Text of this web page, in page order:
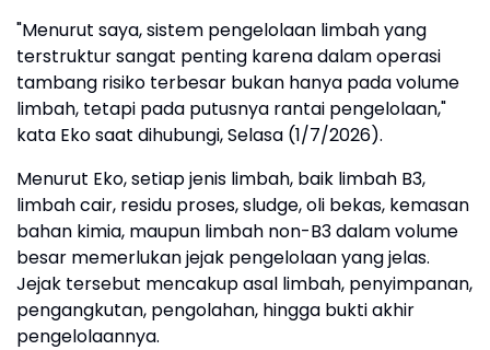
"Menurut saya, sistem pengelolaan limbah yang
terstruktur sangat penting karena dalam operasi
tambang risiko terbesar bukan hanya pada volume
limbah, tetapi pada putusnya rantai pengelolaan,"
kata Eko saat dihubungi, Selasa (1/7/2026).
Menurut Eko, setiap jenis limbah, baik limbah B3,
limbah cair, residu proses, sludge, oli bekas, kemasan
bahan kimia, maupun limbah non-B3 dalam volume
besar memerlukan jejak pengelolaan yang jelas.
Jejak tersebut mencakup asal limbah, penyimpanan,
pengangkutan, pengolahan, hingga bukti akhir
pengelolaannya.